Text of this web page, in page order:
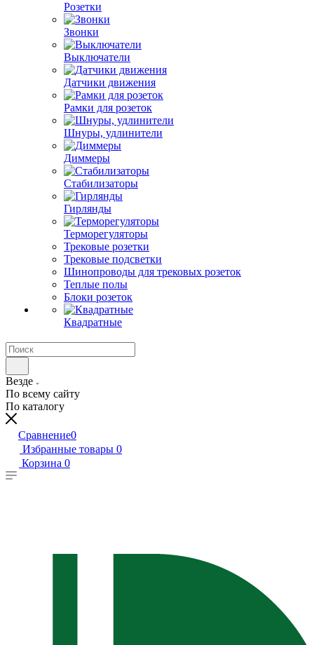
Розетки
Звонки
Выключатели
Датчики движения
Рамки для розеток
Шнуры, удлинители
Диммеры
Стабилизаторы
Гирлянды
Терморегуляторы
Трековые розетки
Трековые подсветки
Шинопроводы для трековых розеток
Теплые полы
Блоки розеток
Квадратные
Везде
По всему сайту
По каталогу
Сравнение0
Избранные товары 0
Корзина 0